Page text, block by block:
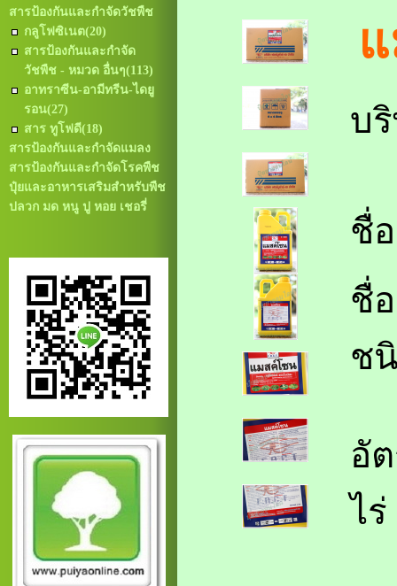
สารป้องกันและกำจัดวัชพืช
กลูโฟซิเนต(20)
สารป้องกันและกำจัด
วัชพืช - หมวด อื่นๆ(113)
อาทราซีน-อามีทรีน-ไดยู
รอน(27)
สาร ทูโฟดี(18)
สารป้องกันและกำจัดแมลง
สารป้องกันและกำจัดโรคพืช
ปุ๋ยและอาหารเสริมสำหรับพืช
ปลวก มด หนู ปู หอย เชอรี่
บ
ชื่
ชื่
ช
อั
ไ